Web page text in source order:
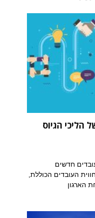
הליכי הגיוס
חדשים
העובדים הכוללת,
הארגון